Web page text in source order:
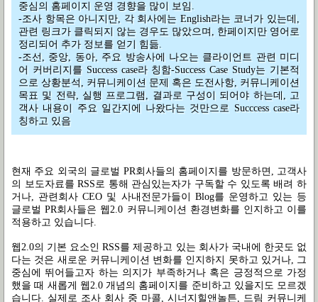
중심의 홈페이지 운영 경향을 많이 보임.
-조사 항목은 아니지만, 각 회사에는 English라는 코너가 있는데,
관련 링크가 클릭되지 않는 경우도 많았으며, 한페이지만 영어로
정리되어 추가 정보를 얻기 힘듦.
-조선, 중앙, 동아, 주요 방송사에 나오는 클라이언트 관련 미디
어 커버리지를 Success case라 칭함-Success Case Study는 기본적
으로 상황분석, 커뮤니케이션 문제 혹은 도전사항, 커뮤니케이션
목표 및 전략, 실행 프로그램, 결과로 구성이 되어야 하는데, 고
객사 내용이 주요 일간지에 나왔다는 것만으로 Succcess case라
칭하고 있음
현재 주요 외국의 글로벌 PR회사들의 홈페이지를 방문하면, 고객사
의 보도자료를 RSS로 통해 관심있는자가 구독할 수 있도록 배려 하
거나, 관련회사 CEO 및 사내전문가들이 Blog를 운영하고 있는 등
글로벌 PR회사들은 웹2.0 커뮤니케이션 환경변화를 인지하고 이를
적용하고 있습니다.
웹2.0의 기본 요소인 RSS를 제공하고 있는 회사가 국내에 한곳도 없
다는 것은 새로운 커뮤니케이션 변화를 인지하지 못하고 있거나, 그
중심에 뛰어들고자 하는 의지가 부족하거나 혹은 긍정적으로 가정
했을 때 새롭게 웹2.0 개념의 홈페이지를 준비하고 있을지도 모르겠
습니다. 실제로 조사 회사 중 마콜, 시너지힐앤놀튼, 드림 커뮤니케